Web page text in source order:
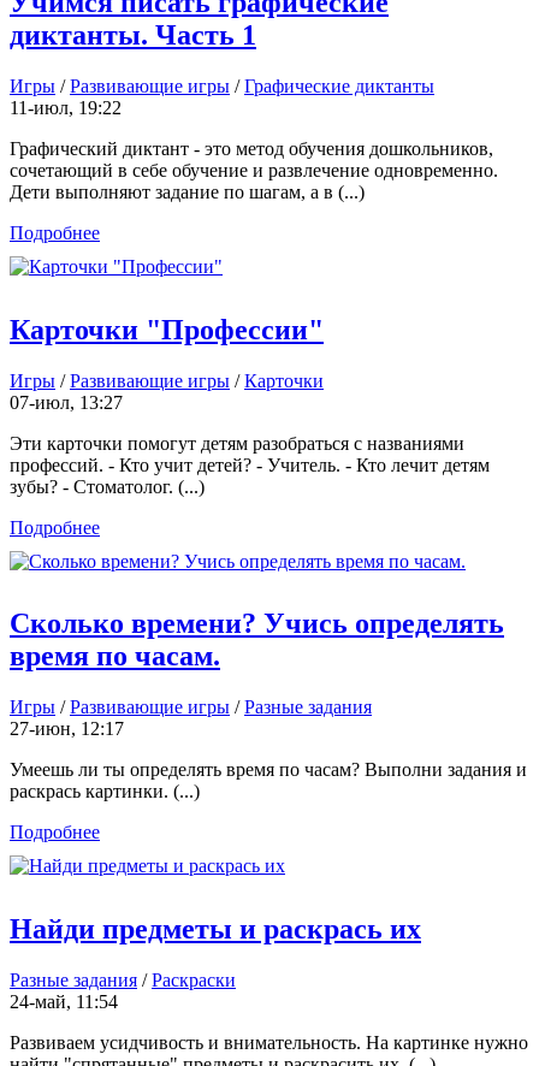
диктанты. Часть 1
Игры /Развивающие игры /Графические диктанты
11-июл, 19:22
Графический диктант - это метод обучения дошкольников,
сочетающий в себе обучение и развлечение одновременно.
Дети выполняют задание по шагам, а в (...)
Подробнее
Карточки "Профессии"
Игры /Развивающие игры /Карточки
07-июл, 13:27
Эти карточки помогут детям разобраться с названиями
профессий. - Кто учит детей? - Учитель. - Кто лечит детям
зубы? - Стоматолог. (...)
Подробнее
Сколько времени? Учись определять
время по часам.
Игры /Развивающие игры /Разные задания
27-июн, 12:17
Умеешь ли ты определять время по часам? Выполни задания и
раскрась картинки. (...)
Подробнее
Найди предметы и раскрась их
Разные задания /Раскраски
24-май, 11:54
Развиваем усидчивость и внимательность. На картинке нужно